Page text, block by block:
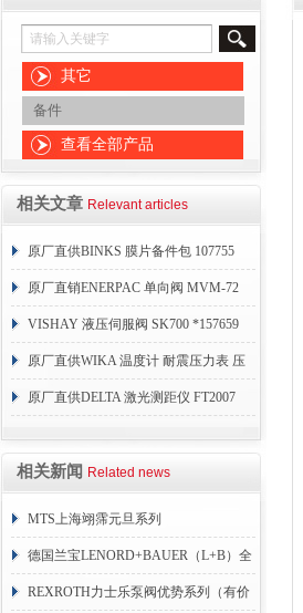
其它
备件
查看全部产品
相关文章 Relevant articles
原厂直供BINKS 膜片备件包 107755
原厂直销ENERPAC 单向阀 MVM-72
VISHAY 液压伺服阀 SK700 *157659
原厂直供WIKA 温度计 耐震压力表 压
力开关 变送器
原厂直供DELTA 激光测距仪 FT2007
相关新闻 Related news
MTS上海翊霈元旦系列
RHM3050MR081A01
德国兰宝LENORD+BAUER（L+B）全
系列编码器
REXROTH力士乐泵阀优势系列（有价